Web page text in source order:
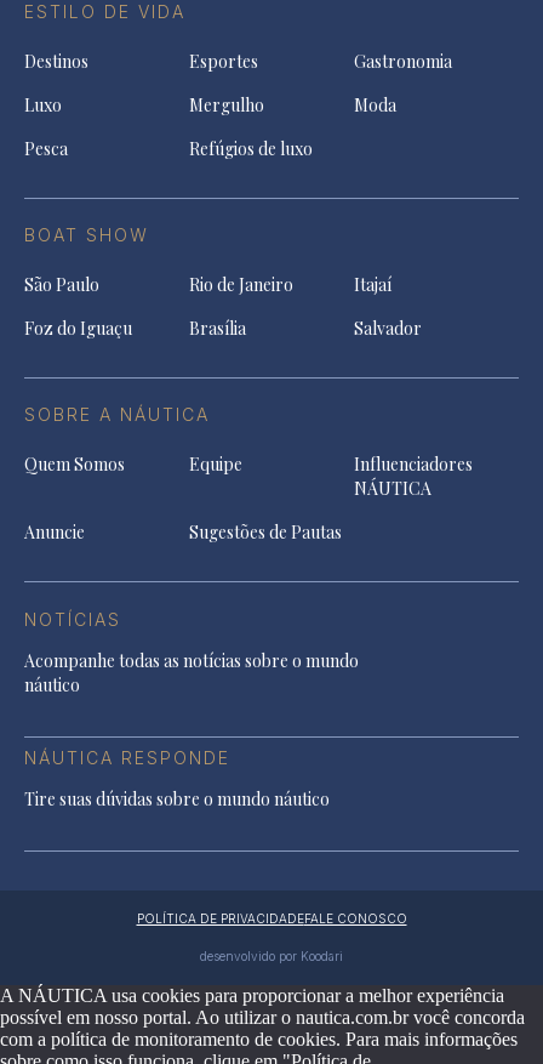
ESTILO DE VIDA
Destinos Esportes
Gastronomia
Luxo
Mergulho
Moda
Pesca
Refúgios de luxo
BOAT SHOW
São Paulo Rio de Janeiro
Itajaí
Foz do Iguaçu
Brasília Salvador
SOBRE A NÁUTICA
Quem Somos Equipe
Influenciadores
NÁUTICA
Anuncie
Sugestões de Pautas
NOTÍCIAS
Acompanhe todas as notícias sobre o mundo
náutico
NÁUTICA RESPONDE
Tire suas dúvidas sobre o mundo náutico
POLÍTICA DE PRIVACIDADEFALE CONOSCO
desenvolvido por Koodari
A NÁUTICA usa cookies para proporcionar a melhor experiência
possível em nosso portal. Ao utilizar o nautica.com.br você concorda
com a política de monitoramento de cookies. Para mais informações